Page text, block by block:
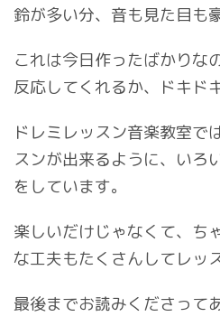
鈴が多い分、音も見た目も
これは今日作ったばかりな
反応してくれるか、ドキド
ドレミレッスン音楽教室で
スンが出来るように、いろ
をしています。
楽しいだけじゃなくて、ち
な工夫もたくさんしてレッ
最後までお読みくださって